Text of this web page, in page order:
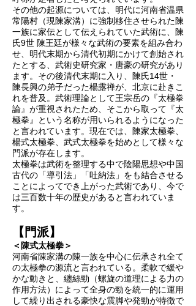
その他の起源については、明代に河南省温県
常陽村（現陳家溝）に強制移住させられた陳
一族に家伝として伝えられていた武術に、陳
氏9世 陳王廷が様々な武術の要素を組み合わ
せ、明代末期から清代初期にかけて創始され
たとする、武術史研究家・唐豪の研究があり
ます。その後清代末期に入り、陳氏14世・
陳長興の弟子だった楊露禅が、北京に赴きこ
れを普及。武術理論として王宗岳の『太極拳
論』が重視されたため、そこから取って『太
極拳』という名称が用いられるようになった
と言われています。現在では、陳家太極拳、
楊式太極拳、武式太極拳を始めとして様々な
門派が存在します。
太極拳は武術を整理する中で陰陽思想や中国
古代の「導引法」「吐納法」をも結合させる
ことによってでき上がった武術であり、今で
は三百数十年の歴史があると言われていま
す。
【門派】
＜陳式太極拳＞
河南省陳家溝の陳一族を中心に伝承され全て
の太極拳の源流と言われている。柔軟で緩や
かな動きと、纏絲勁（螺旋の道理による力の
作用方法）によって全身の勁を統一的に運用
して繰り出される豪快な震脚や発勁が特徴で